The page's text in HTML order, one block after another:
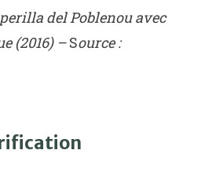
del Poblenou avec
(2016) –Source :